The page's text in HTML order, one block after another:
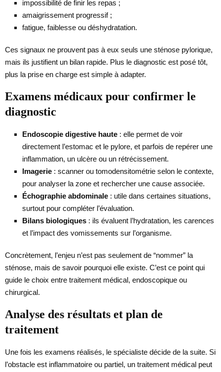
impossibilité de finir les repas ;
amaigrissement progressif ;
fatigue, faiblesse ou déshydratation.
Ces signaux ne prouvent pas à eux seuls une sténose pylorique,
mais ils justifient un bilan rapide. Plus le diagnostic est posé tôt,
plus la prise en charge est simple à adapter.
Examens médicaux pour confirmer le
diagnostic
Endoscopie digestive haute : elle permet de voir
directement l’estomac et le pylore, et parfois de repérer une
inflammation, un ulcère ou un rétrécissement.
Imagerie : scanner ou tomodensitométrie selon le contexte,
pour analyser la zone et rechercher une cause associée.
Échographie abdominale : utile dans certaines situations,
surtout pour compléter l’évaluation.
Bilans biologiques : ils évaluent l’hydratation, les carences
et l’impact des vomissements sur l’organisme.
Concrètement, l’enjeu n’est pas seulement de “nommer” la
sténose, mais de savoir pourquoi elle existe. C’est ce point qui
guide le choix entre traitement médical, endoscopique ou
chirurgical.
Analyse des résultats et plan de
traitement
Une fois les examens réalisés, le spécialiste décide de la suite. Si
l’obstacle est inflammatoire ou partiel, un traitement médical peut